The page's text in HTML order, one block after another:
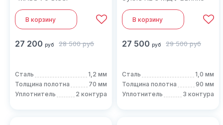
В корзину
27 200 руб 28 500 руб
Сталь
1,2 мм
Толщина полотна
70 мм
Уплотнитель
2 контура
ларче 9E-142)
В корзину
27 500 руб 29 500 руб
Сталь
1,0 мм
Толщина полотна
90 мм
Уплотнитель
3 контура